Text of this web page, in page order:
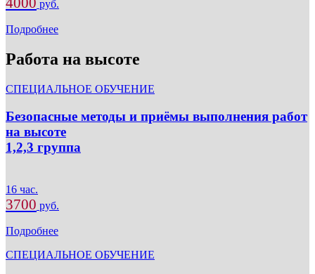
руб.
Подробнее
Работа на высоте
СПЕЦИАЛЬНОЕ ОБУЧЕНИЕ
Безопасные методы и приёмы выполнения работ
на высоте
1,2,3 группа
16 час.
3700 руб.
Подробнее
СПЕЦИАЛЬНОЕ ОБУЧЕНИЕ